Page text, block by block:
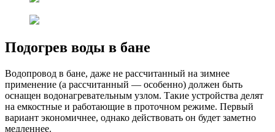
Подогрев воды в бане
Водопровод в бане, даже не рассчитанный на зимнее
применение (а рассчитанный — особенно) должен быть
оснащен водонагревательным узлом. Такие устройства делят
на емкостные и работающие в проточном режиме. Первый
вариант экономичнее, однако действовать он будет заметно
медленнее.